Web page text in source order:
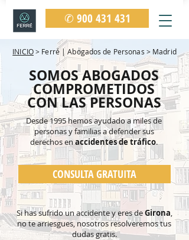
✆ 900 431 431
INICIO> Ferré | Abogados de Personas > Madrid
SOMOS ABOGADOS
COMPROMETIDOS
CON LAS PERSONAS
Desde 1995 hemos ayudado a miles de
personas y familiasa defender sus
derechos enaccidentes de tráfico.
CONSULTA GRATUITA
Si has sufrido un accidente y eres deGirona,
no te arriesgues, nosotros resolveremos tus
dudas gratis.